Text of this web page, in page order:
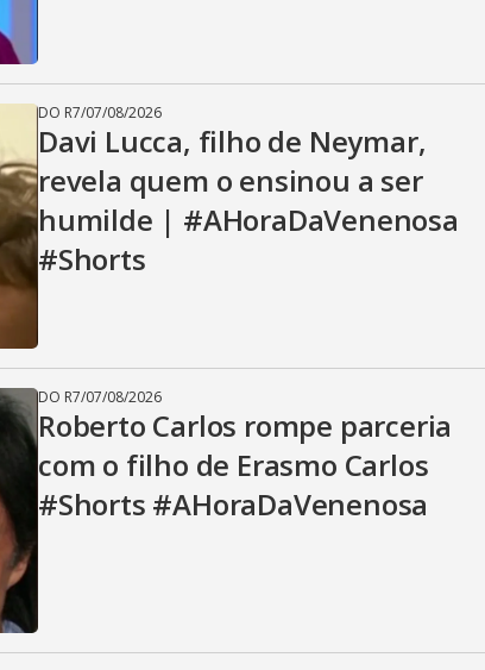
DO R7/07/08/2026
Davi Lucca, filho de Neymar,
revela quem o ensinou a ser
humilde | #AHoraDaVenenosa
#Shorts
DO R7/07/08/2026
Roberto Carlos rompe parceria
com o filho de Erasmo Carlos
#Shorts #AHoraDaVenenosa